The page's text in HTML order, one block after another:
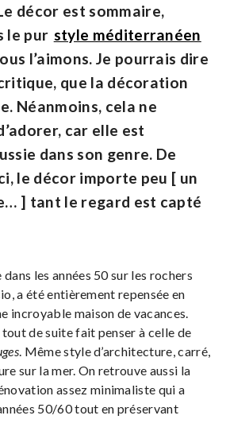
décor est sommaire,
le pur style méditerranéen
l’aimons. Je pourrais dire
que la décoration
Néanmoins, cela ne
car elle est
dans son genre. De
le décor importe peu [ un
] tant le regard est capté
les années 50 sur les rochers
a été entièrement repensée en
incroyable maison de vacances.
de suite fait penser à celle de
. Même style d’architecture, carré,
sur la mer. On retrouve aussi la
assez minimaliste qui a
50/60 tout en préservant